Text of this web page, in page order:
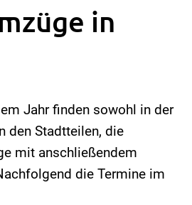
in
Jahr finden sowohl in der
den Stadtteilen, die
mit anschließendem
die Termine im